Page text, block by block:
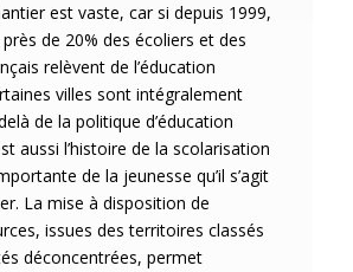
est vaste, car si depuis 1999,
de 20% des écoliers et des
relèvent de l’éducation
villes sont intégralement
de la politique d’éducation
aussi l’histoire de la scolarisation
de la jeunesse qu’il s’agit
La mise à disposition de
issues des territoires classés
déconcentrées, permet